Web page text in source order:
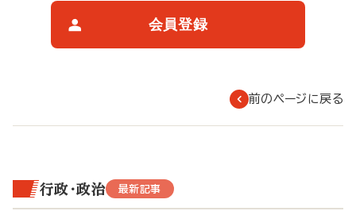
会員登録
前のページに戻る
行政・政治 最新記事